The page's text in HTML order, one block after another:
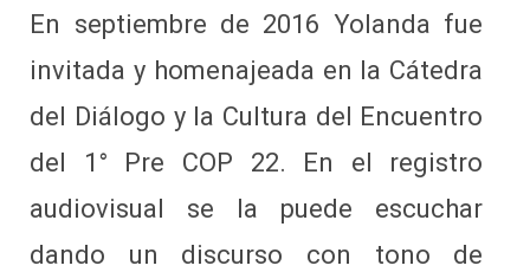
En septiembre de 2016 Yolanda fue
invitada y homenajeada en la Cátedra
del Diálogo y la Cultura del Encuentro
del 1° Pre COP 22. En el registro
audiovisual se la puede escuchar
dando un discurso con tono de